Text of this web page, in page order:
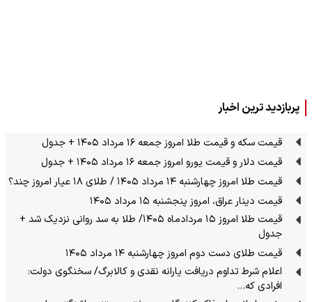
پربازدید ترین اخبار
قیمت سکه و قیمت طلا امروز جمعه ۱۶ مرداد ۱۴۰۵ + جدول
قیمت دلار و قیمت یورو امروز جمعه ۱۶ مرداد ۱۴۰۵ + جدول
قیمت طلا امروز چهارشنبه ۱۴ مرداد ۱۴۰۵ / طلای ۱۸ عیار امروز چند؟
قیمت دینار عراق، امروز پنجشنبه ۱۵ مرداد ۱۴۰۵
قیمت طلا امروز ۱۵ مردادماه ۱۴۰۵/ طلا به سد روانی نزدیک شد +
جدول
قیمت طلای دست دوم امروز چهارشنبه ۱۴ مرداد ۱۴۰۵
اعلام شرط تداوم دریافت یارانه نقدی و کالابرگ/ سخنگوی دولت:
افرادی که…